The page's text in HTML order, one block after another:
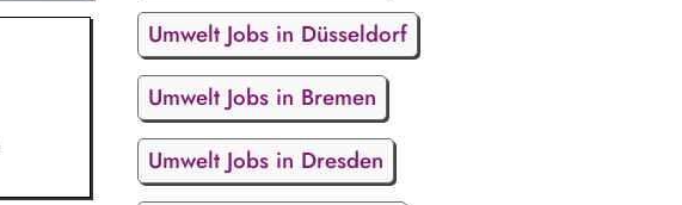
Umwelt Jobs in Düsseldorf
Umwelt Jobs in Bremen
Umwelt Jobs in Dresden